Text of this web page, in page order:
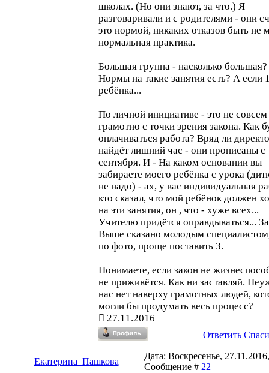
школах. (Но они знают, за что.) Я
разговаривали и с родителями - они
это нормой, никаких отказов быть не
нормальная практика.
Большая группа - насколько большая?
Нормы на такие занятия есть? А если
ребёнка...
По личной инициативе - это не совсем
грамотно с точки зрения закона. Как
оплачиваться работа? Вряд ли
найдёт лишний час - они прописаны с
сентября. И - На каком основании вы
забираете моего ребёнка с урока
не надо) - ах, у вас индивидуальная
кто сказал, что мой ребёнок должен
на эти занятия, он , что - хуже всех...
Учителю придётся оправдываться...
Выше сказано молодым
по фото, проще поставить 3.
Понимаете, если закон не
не приживётся. Как ни заставляй.
нас нет наверху грамотных людей,
могли бы продумать весь процесс?
27.11.2016
Ответить
Екатерина_Пашкова
Дата: Воскресенье,
Сообщение # 22